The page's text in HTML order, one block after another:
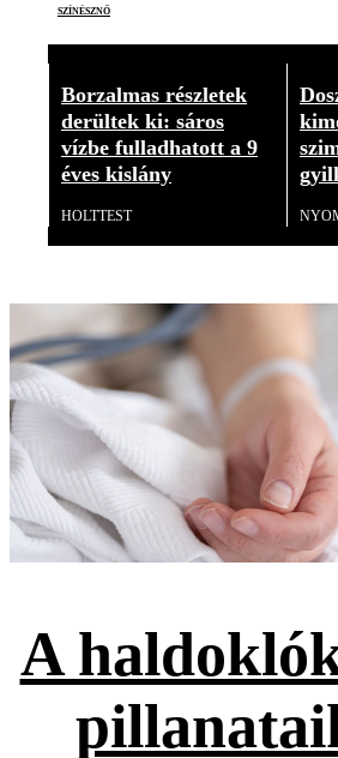
színésznő
Borzalmas részletek
derültek ki: sáros
vízbe fulladhatott a 9
éves kislány
HOLTTEST
A